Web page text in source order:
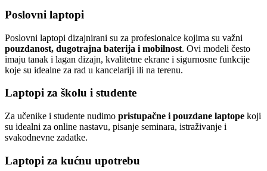
Poslovni laptopi
Poslovni laptopi dizajnirani su za profesionalce kojima su važni
pouzdanost, dugotrajna baterija i mobilnost. Ovi modeli često
imaju tanak i lagan dizajn, kvalitetne ekrane i sigurnosne funkcije
koje su idealne za rad u kancelariji ili na terenu.
Laptopi za školu i studente
Za učenike i studente nudimo pristupačne i pouzdane laptope koji
su idealni za online nastavu, pisanje seminara, istraživanje i
svakodnevne zadatke.
Laptopi za kućnu upotrebu